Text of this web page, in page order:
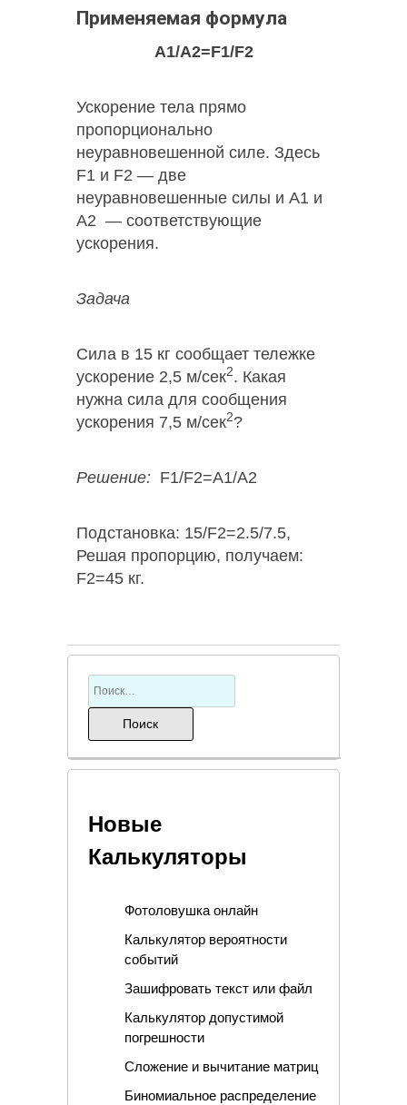
Применяемая формула
A1/A2=F1/F2
Ускорение тела прямо
пропорционально
неуравновешенной силе. Здесь
F1 и F2 — две
неуравновешенные силы и A1 и
A2 — соответствующие
ускорения.
Задача
Сила в 15 кг сообщает тележке
ускорение 2,5 м/сек2. Какая
нужна сила для сообщения
ускорения 7,5 м/сек2?
Решение: F1/F2=A1/A2
Подстановка: 15/F2=2.5/7.5,
Решая пропорцию, получаем:
F2=45 кг.
Новые
Калькуляторы
Фотоловушка онлайн
Калькулятор вероятности
событий
Зашифровать текст или файл
Калькулятор допустимой
погрешности
Сложение и вычитание матриц
Биномиальное распределение